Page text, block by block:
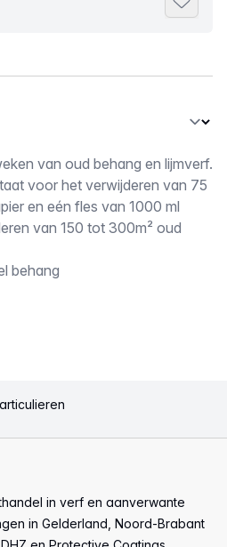
van oud behang en lijmverf.
voor het verwijderen van 75
en eén fles van 1000 ml
van 150 tot 300m² oud
behang
in verf en aanverwante
in Gelderland, Noord-Brabant